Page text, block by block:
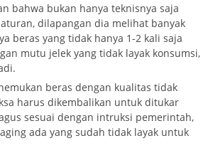
bahwa bukan hanya teknisnya saja
dilapangan dia melihat banyak
beras yang tidak hanya 1-2 kali saja
mutu jelek yang tidak layak konsumsi,
beras dengan kualitas tidak
harus dikembalikan untuk ditukar
sesuai dengan intruksi pemerintah,
ada yang sudah tidak layak untuk